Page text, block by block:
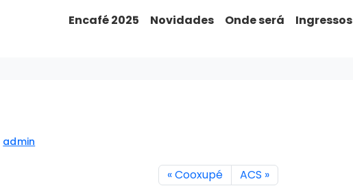
Encafé 2025
Novidades Onde será Ingressos
admin
Cooxupé ACS